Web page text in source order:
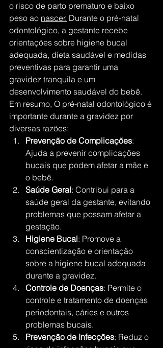
o risco de parto prematuro e baixo
peso ao nascer. Durante o pré-natal
odontológico, a gestante recebe
orientações sobre higiene bucal
adequada, dieta saudável e medidas
preventivas para garantir uma
gravidez tranquila e um
desenvolvimento saudável do bebê.
Em resumo, O pré-natal odontológico é
importante durante a gravidez por
diversas razões:
Prevenção de Complicações:
Ajuda a prevenir complicações
bucais que podem afetar a mãe e
o bebê.
Saúde Geral: Contribui para a
saúde geral da gestante, evitando
problemas que possam afetar a
gestação.
Higiene Bucal: Promove a
conscientização e orientação
sobre a higiene bucal adequada
durante a gravidez.
Controle de Doenças: Permite o
controle e tratamento de doenças
periodontais, cáries e outros
problemas bucais.
Prevenção de Infecções: Reduz o